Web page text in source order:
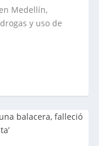
Medellín,
y uso de